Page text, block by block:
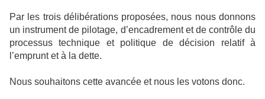
Par les trois délibérations proposées, nous nous donnons
un instrument de pilotage, d’encadrement et de contrôle du
processus technique et politique de décision relatif à
l’emprunt et à la dette.
Nous souhaitons cette avancée et nous les votons donc.